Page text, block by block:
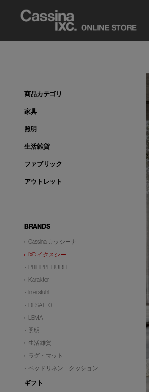
商品カテゴリ
家具
照明
生活雑貨
ファブリック
アウトレット
BRANDS
Cassina カッシーナ
IXC イクスシー
PHILIPPE HUREL
Karakter
Interstuhl
DESALTO
LEMA
照明
生活雑貨
ラグ・マット
ベッドリネン・クッション
ギフト